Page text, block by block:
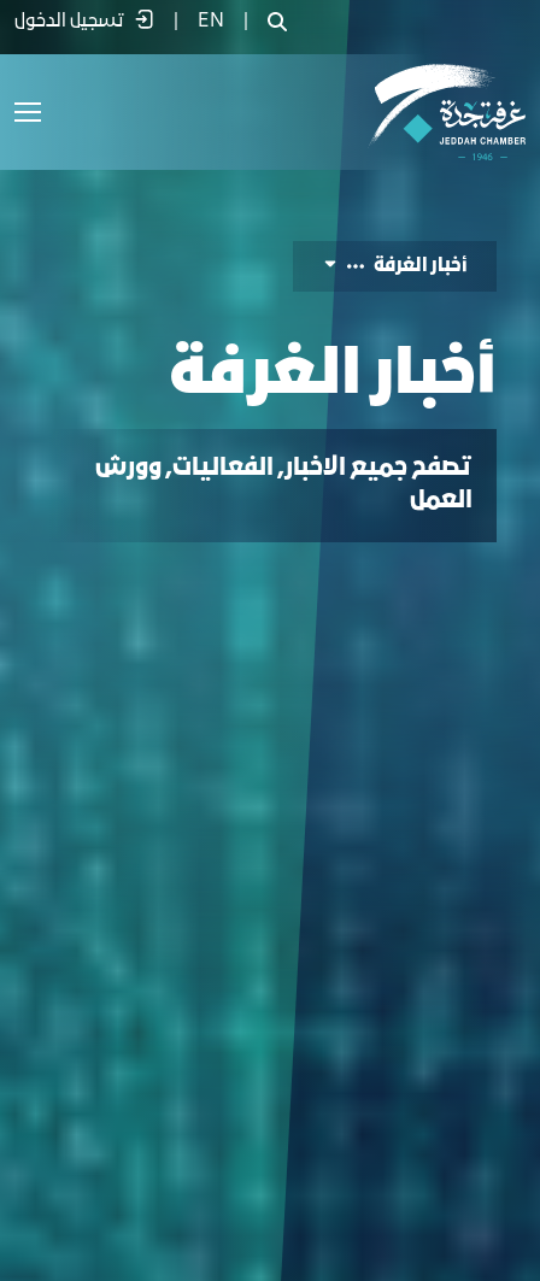
أخبار الغرفة - غرفة جدة EN تسجيل الدخول
أخبار الغرفة
أخبار الغرفة
تصفح جميع الاخبار, الفعاليات, وورش
العمل